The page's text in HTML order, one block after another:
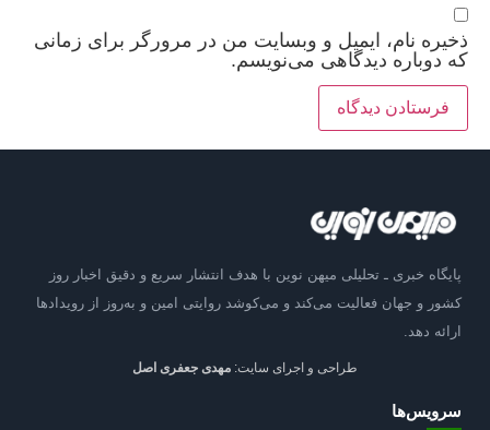
ذخیره نام، ایمیل و وبسایت من در مرورگر برای زمانی
که دوباره دیدگاهی می‌نویسم.
پایگاه خبری ـ تحلیلی میهن نوین با هدف انتشار سریع و دقیق اخبار روز
کشور و جهان فعالیت می‌کند و می‌کوشد روایتی امین و به‌روز از رویدادها
ارائه دهد.
طراحی و اجرای سایت: مهدی جعفری اصل
سرویس‌ها